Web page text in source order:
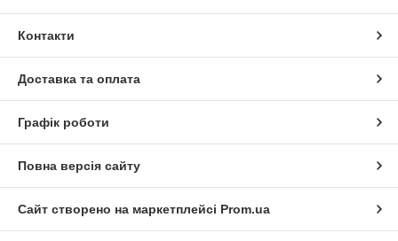
Контакти
Доставка та оплата
Графік роботи
Повна версія сайту
Сайт створено на маркетплейсі Prom.ua